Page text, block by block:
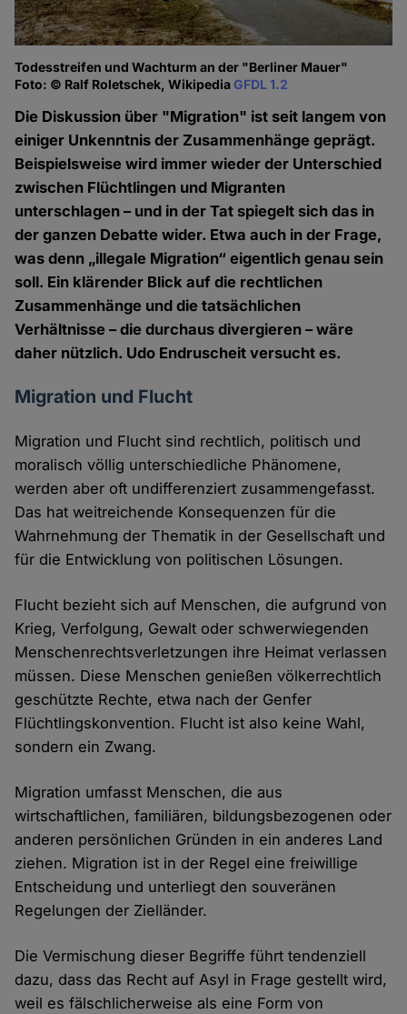
Todesstreifen und Wachturm an der "Berliner Mauer"
Foto: © Ralf Roletschek, WikipediaGFDL 1.2
Die Diskussion über "Migration" ist seit langem von
einiger Unkenntnis der Zusammenhänge geprägt.
Beispielsweise wird immer wieder der Unterschied
zwischen Flüchtlingen und Migranten
unterschlagen – und in der Tat spiegelt sich das in
der ganzen Debatte wider. Etwa auch in der Frage,
was denn „illegale Migration“ eigentlich genau sein
soll. Ein klärender Blick auf die rechtlichen
Zusammenhänge und die tatsächlichen
Verhältnisse – die durchaus divergieren – wäre
daher nützlich. Udo Endruscheit versucht es.
Migration und Flucht
Migration und Flucht sind rechtlich, politisch und
moralisch völlig unterschiedliche Phänomene,
werden aber oft undifferenziert zusammengefasst.
Das hat weitreichende Konsequenzen für die
Wahrnehmung der Thematik in der Gesellschaft und
für die Entwicklung von politischen Lösungen.
Flucht bezieht sich auf Menschen, die aufgrund von
Krieg, Verfolgung, Gewalt oder schwerwiegenden
Menschenrechtsverletzungen ihre Heimat verlassen
müssen. Diese Menschen genießen völkerrechtlich
geschützte Rechte, etwa nach der Genfer
Flüchtlingskonvention. Flucht ist also keine Wahl,
sondern ein Zwang.
Migration umfasst Menschen, die aus
wirtschaftlichen, familiären, bildungsbezogenen oder
anderen persönlichen Gründen in ein anderes Land
ziehen. Migration ist in der Regel eine freiwillige
Entscheidung und unterliegt den souveränen
Regelungen der Zielländer.
Die Vermischung dieser Begriffe führt tendenziell
dazu, dass das Recht auf Asyl in Frage gestellt wird,
weil es fälschlicherweise als eine Form von